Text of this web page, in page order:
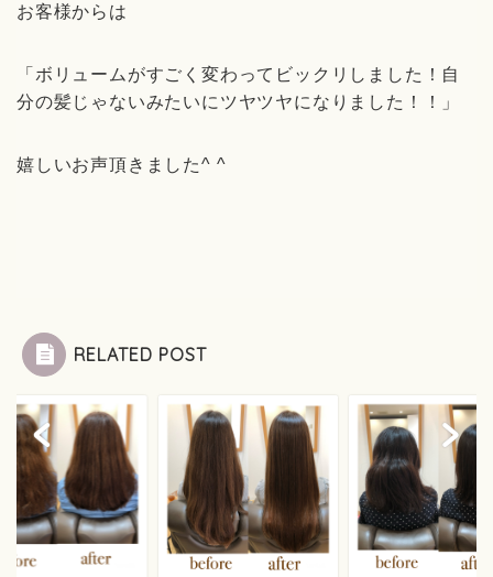
お客様からは
「ボリュームがすごく変わってビックリしました！自
分の髪じゃないみたいにツヤツヤになりました！！」
嬉しいお声頂きました^ ^
RELATED POST